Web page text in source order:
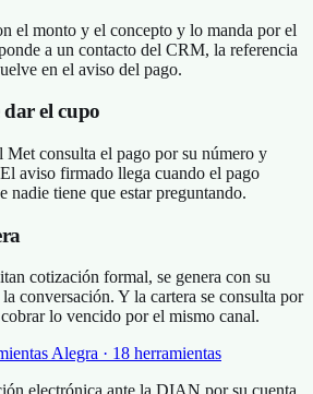
el monto y el concepto y lo manda por el
a un contacto del CRM, la referencia
en el aviso del pago.
el cupo
Met consulta el pago por su número y
aviso firmado llega cuando el pago
nadie tiene que estar preguntando.
cotización formal, se genera con su
conversación. Y la cartera se consulta por
lo vencido por el mismo canal.
Alegra · 18 herramientas